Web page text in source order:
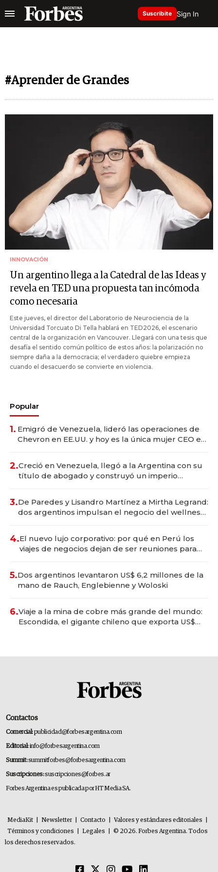
Suscribite Sign In
#Aprender de Grandes
INNOVACIÓN
Un argentino llega a la Catedral de las Ideas y
revela en TED una propuesta tan incómoda
como necesaria
Este jueves, el director del Laboratorio de Neurociencia de la
Universidad Torcuato Di Tella hablará en TED2026, el escenario
central de la organización en Vancouver. Llegará con una tesis que
desafía el sentido común político de estos años: la polarización no
siempre daña a la democracia; el verdadero quiebre empieza
cuando el desacuerdo se convierte en violencia.
Popular
1. Emigró de Venezuela, lideró las operaciones de
Chevron en EE.UU. y hoy es la única mujer CEO en
2.Creció en Venezuela, llegó a la Argentina con su
título de abogado y construyó un imperio
3.De Paredes y Lisandro Martínez a Mirtha Legrand:
dos argentinos impulsan el negocio del wellness
4.El nuevo lujo corporativo: por qué en Perú los
viajes de negocios dejan de ser reuniones para
5.Dos argentinos levantaron US$ 6,2 millones de la
mano de Rauch, Englebienne y Woloski
6.Viaje a la mina de cobre más grande del mundo:
Escondida, el gigante chileno que exporta US$
Contactos
Comercial:publicidad@forbesargentina.com
Editorial:info@forbesargentina.com
Summit:summitforbes@forbesargentina.com
Suscripciones:suscripciones@forbes.ar
Forbes Argentina es publicada por HT Media SA.
MediaKit Newsletter Contacto Valores y estándares editoriales
Términos y condiciones
Legales
© 2026. Forbes Argentina. Todos
los derechos reservados.